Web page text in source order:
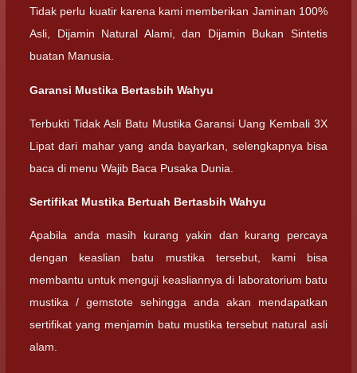
Tidak perlu kuatir karena kami memberikan Jaminan 100%
Asli, Dijamin Natural Alami, dan Dijamin Bukan Sintetis
buatan Manusia.
Garansi Mustika Bertasbih Wahyu
Terbukti Tidak Asli Batu Mustika Garansi Uang Kembali 3X
Lipat dari mahar yang anda bayarkan, selengkapnya bisa
baca di menu Wajib Baca Pusaka Dunia.
Sertifikat Mustika Bertuah Bertasbih Wahyu
Apabila anda masih kurang yakin dan kurang percaya
dengan keaslian batu mustika tersebut, kami bisa
membantu untuk menguji keasliannya di laboratorium batu
mustika / gemstote sehingga anda akan mendapatkan
sertifikat yang menjamin batu mustika tersebut natural asli
alam.